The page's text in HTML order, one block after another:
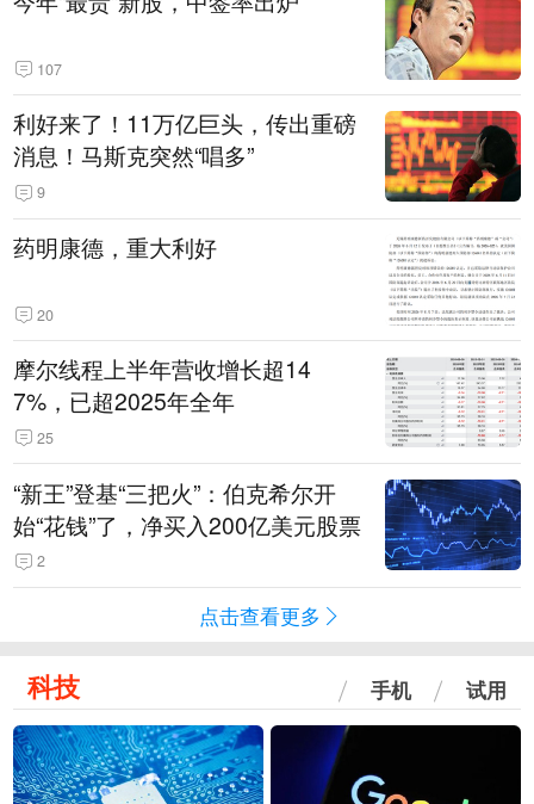
107
利好来了！11万亿巨头，传出重磅
消息！马斯克突然“唱多”
9
药明康德，重大利好
20
摩尔线程上半年营收增长超14
7%，已超2025年全年
25
“新王”登基“三把火”：伯克希尔开
始“花钱”了，净买入200亿美元股票
2
点击查看更多
科技 手机 试用